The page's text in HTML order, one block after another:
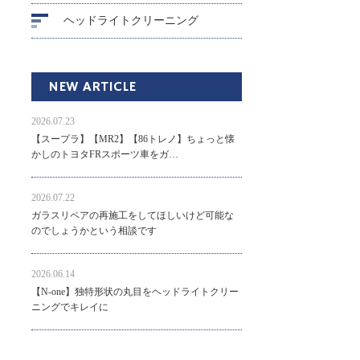
ヘッドライトクリーニング
NEW ARTICLE
2026.07.23
【スープラ】【MR2】【86トレノ】ちょっと懐
かしのトヨタFRスポーツ車をガ…
2026.07.22
ガラスリペアの再施工をしてほしいけど可能な
のでしょうかという相談です
2026.06.14
【N-one】独特形状の丸目をヘッドライトクリー
ニングでキレイに